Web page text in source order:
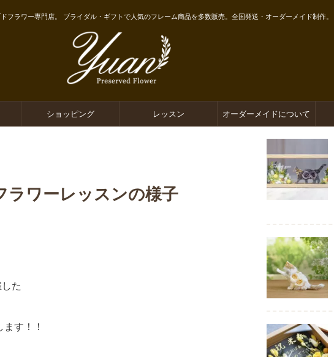
フラワー専門店。 ブライダル・ギフトで人気のフレーム商品を多数販売。全国発送・オーダーメイド制作。
ショッピング レッスン オーダーメイドについて
ラワーレッスンの様子
た
す！！